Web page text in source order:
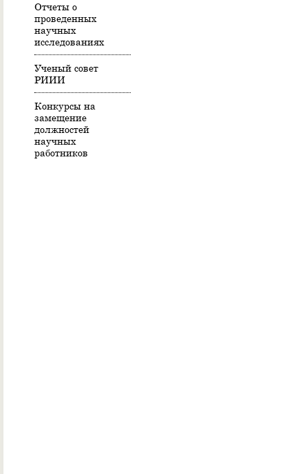
Отчеты о
проведенных
научных
исследованиях
Ученый совет
РИИИ
Конкурсы на
замещение
должностей
научных
работников